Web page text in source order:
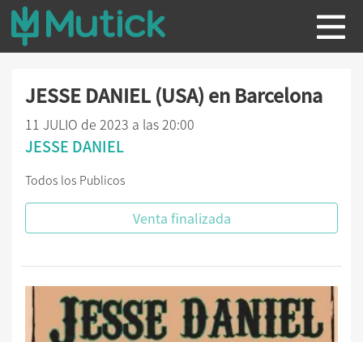
JESSE DANIEL (USA) en Barcelona
11 JULIO de 2023 a las 20:00
JESSE DANIEL
Todos los Publicos
Venta finalizada